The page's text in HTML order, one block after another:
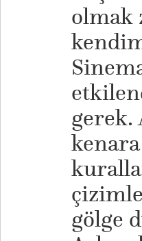
olmak
gerek.
gölge